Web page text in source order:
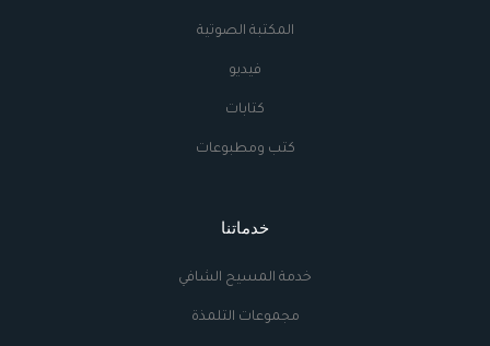
المكتبة الصوتية
فيديو
كتابات
كتب ومطبوعات
خدماتنا
خدمة المسيح الشافي
مجموعات التلمذة